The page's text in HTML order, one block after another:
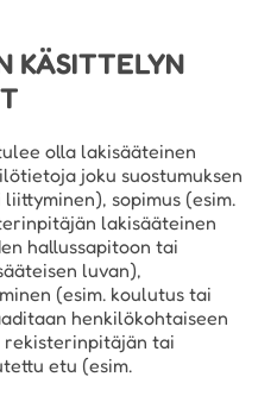
KÄSITTELYN
olla lakisääteinen
joku suostumuksen
sopimus (esim.
lakisääteinen
hallussapitoon tai
luvan),
(esim. koulutus tai
henkilökohtaiseen
tai
etu (esim.